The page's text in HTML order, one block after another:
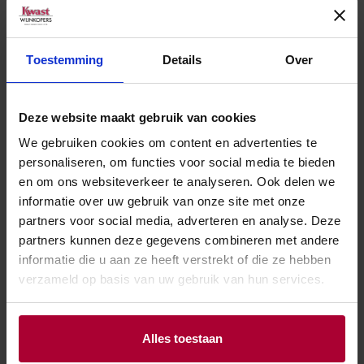
Toestemming Details Over
Deze website maakt gebruik van cookies
We gebruiken cookies om content en advertenties te
personaliseren, om functies voor social media te bieden
en om ons websiteverkeer te analyseren. Ook delen we
informatie over uw gebruik van onze site met onze
partners voor social media, adverteren en analyse. Deze
partners kunnen deze gegevens combineren met andere
informatie die u aan ze heeft verstrekt of die ze hebben
verzameld op basis van uw gebruik van hun services.
Alles toestaan
Andere wijnen van Cabriz